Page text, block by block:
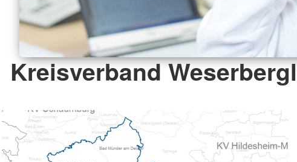
Kreisverband